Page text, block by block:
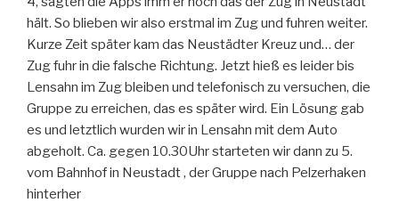
hält. So blieben wir also erstmal im Zug und fuhren weiter.
Kurze Zeit später kam das Neustädter Kreuz und… der
Zug fuhr in die falsche Richtung. Jetzt hieß es leider bis
Lensahn im Zug bleiben und telefonisch zu versuchen, die
Gruppe zu erreichen, das es später wird. Ein Lösung gab
es und letztlich wurden wir in Lensahn mit dem Auto
abgeholt. Ca. gegen 10.30Uhr starteten wir dann zu 5.
vom Bahnhof in Neustadt , der Gruppe nach Pelzerhaken
hinterher